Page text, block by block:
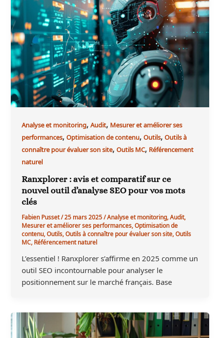
Analyse et monitoring,Audit, Mesurer et améliorer ses
performances,Optimisation de contenu,Outils,Outils à
connaître pour évaluer son site,Outils MC, Référencement
naturel
Ranxplorer : avis et comparatif sur ce
nouvel outil d’analyse SEO pour vos mots
clés
Fabien Pusset/25 mars 2025/Analyse et monitoring,Audit,
Mesurer et améliorer ses performances,Optimisation de
contenu,Outils,Outils à connaître pour évaluer son site,Outils
MC,Référencement naturel
L’essentiel ! Ranxplorer s’affirme en 2025 comme un
outil SEO incontournable pour analyser le
positionnement sur le marché français. Base